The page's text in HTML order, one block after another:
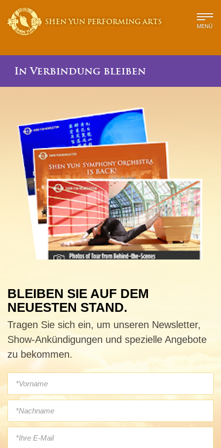
SHEN YUN PERFORMING ARTS MENÜ
In Verbindung bleiben
BLEIBEN SIE AUF DEM
NEUESTEN STAND.
Tragen Sie sich ein, um unseren Newsletter,
Show-Ankündigungen und spezielle Angebote
zu bekommen.